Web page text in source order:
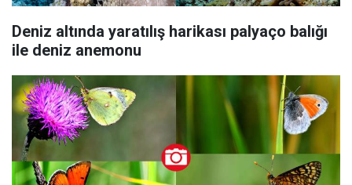
Deniz altında yaratılış harikası palyaço balığı
ile deniz anemonu